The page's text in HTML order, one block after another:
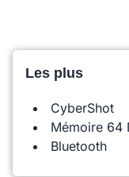
Les plus
CyberShot
Mémoire 64
Bluetooth